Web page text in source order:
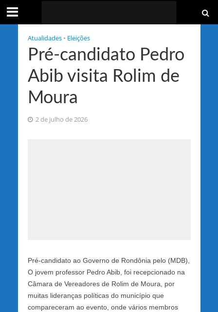
Atualidades • Eleições
Pré-candidato Pedro
Abib visita Rolim de
Moura
2 de julho de 2026
Pré-candidato ao Governo de Rondônia pelo (MDB),
O jovem professor Pedro Abib, foi recepcionado na
Câmara de Vereadores de Rolim de Moura, por
muitas lideranças políticas do município que
compareceram ao evento, onde vários membros